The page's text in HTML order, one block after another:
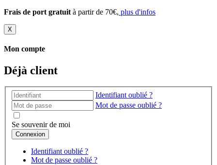
Frais de port gratuit à partir de 70€, plus d'infos
X
Mon compte
Déjà client
Identifiant oublié ?
Mot de passe oublié ?
Se souvenir de moi
Identifiant oublié ?
Mot de passe oublié ?